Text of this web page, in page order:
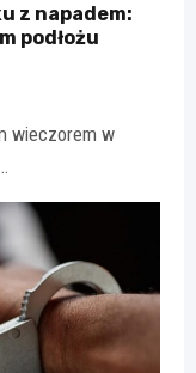
z napadem:
podłożu
wieczorem w